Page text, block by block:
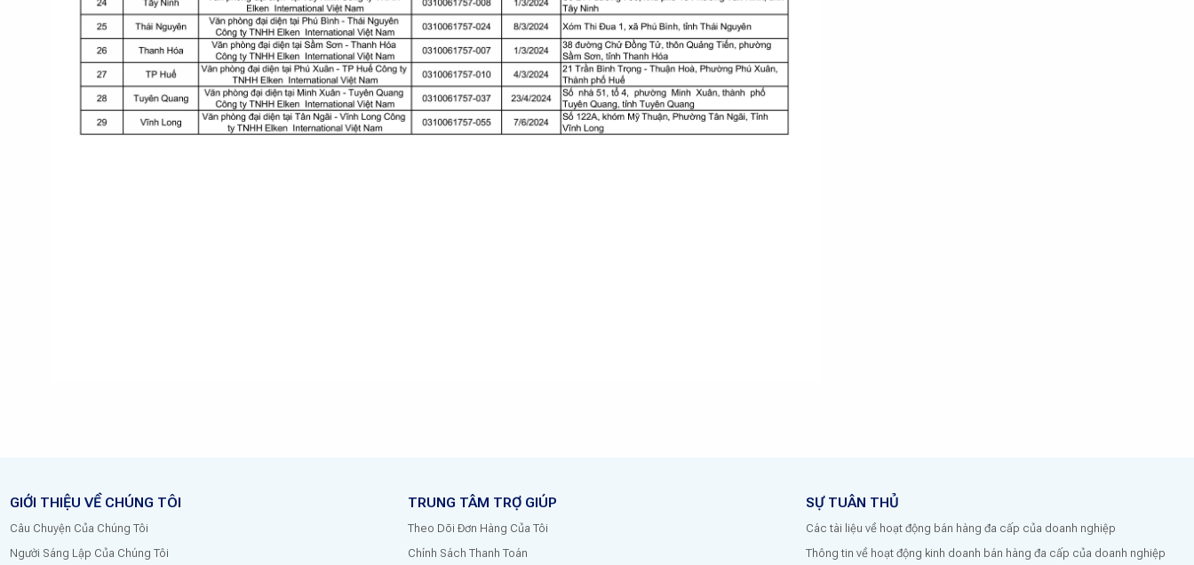
GIỚI THIỆU VỀ CHÚNG TÔI
Câu Chuyện Của Chúng Tôi
Người Sáng Lập Của Chúng Tôi
TRUNG TÂM TRỢ GIÚP
Theo Dõi Đơn Hàng Của Tôi
Chính Sách Thanh Toán
SỰ TUÂN THỦ
Các tài liệu về hoạt động bán hàng đa cấp của doanh nghiệp
Thông tin về hoạt động kinh doanh bán hàng đa cấp của doanh nghiệp